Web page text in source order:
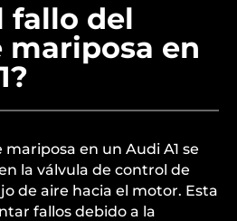
fallo del
mariposa en
en un Audi A1 se
la válvula de control de
de aire hacia el motor. Esta
fallos debido a la